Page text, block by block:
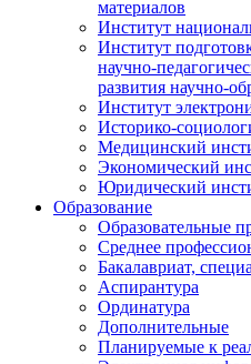
материалов
Институт
Институт
научно-
развития научно-
Институт
Историко-
Медицинский
Экономический
Юридический
Образование
Образовательные
Среднее
Бакалавриат,
Аспирантура
Ординатура
Дополнительные
Планируемые к